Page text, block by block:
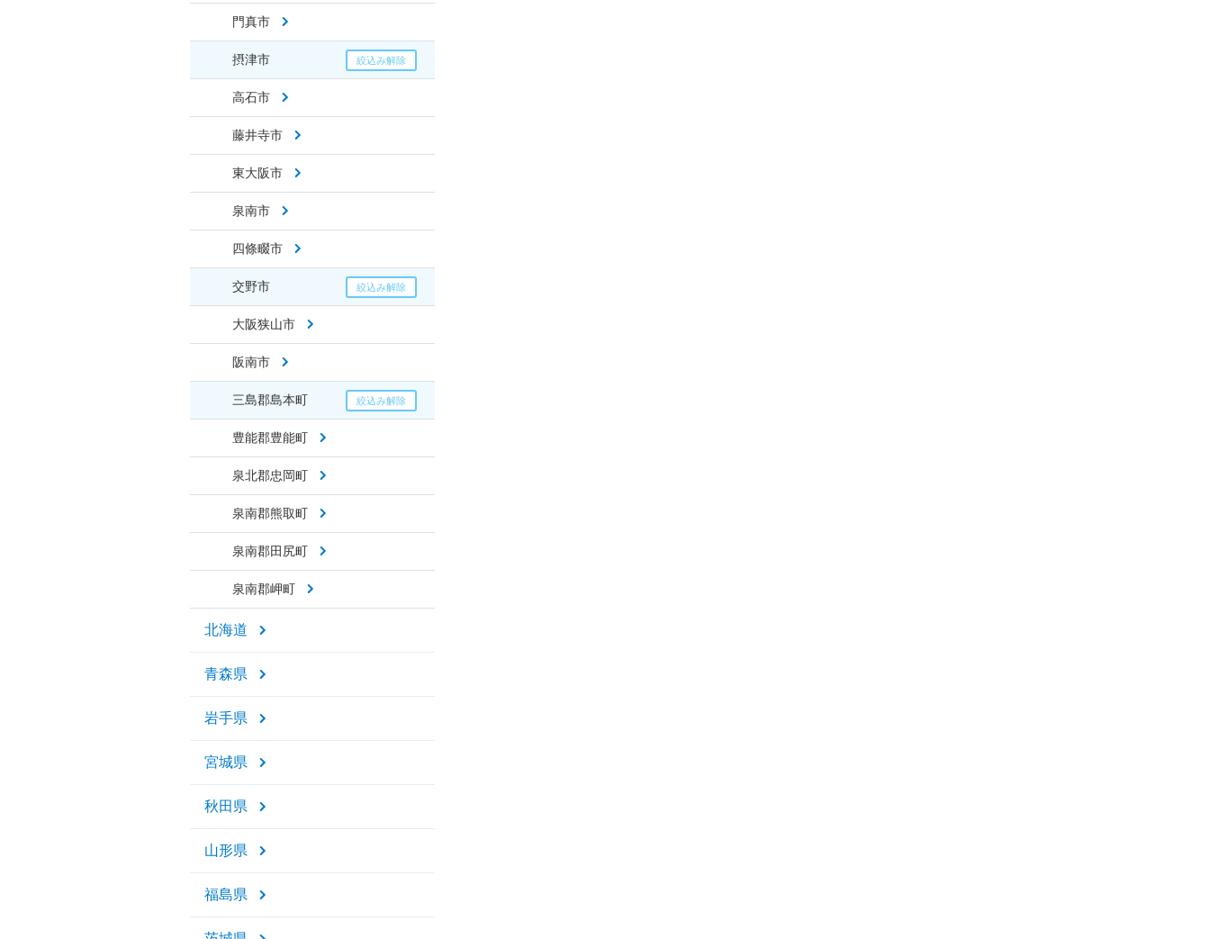
門真市
摂津市
高石市
藤井寺市
東大阪市
泉南市
四條畷市
交野市
大阪狭山市
阪南市
三島郡島本町
豊能郡豊能町
泉北郡忠岡町
泉南郡熊取町
泉南郡田尻町
泉南郡岬町
北海道
青森県
岩手県
宮城県
秋田県
山形県
福島県